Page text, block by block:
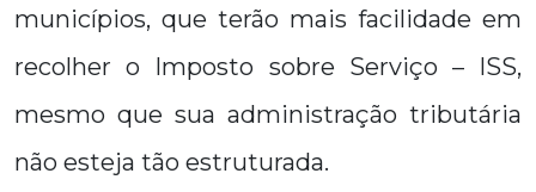
municípios, que terão mais facilidade em
recolher o Imposto sobre Serviço – ISS,
mesmo que sua administração tributária
não esteja tão estruturada.